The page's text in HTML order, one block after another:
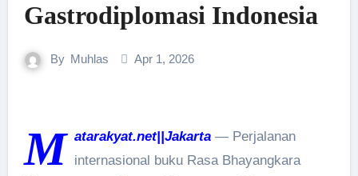
Gastrodiplomasi Indonesia
By Muhlas Apr 1, 2026
M atarakyat.net||Jakarta— Perjalanan
internasional buku Rasa Bhayangkara